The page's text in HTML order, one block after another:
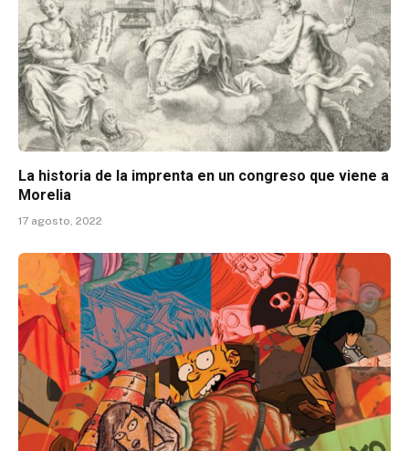
La historia de la imprenta en un congreso que viene a
Morelia
17 agosto, 2022